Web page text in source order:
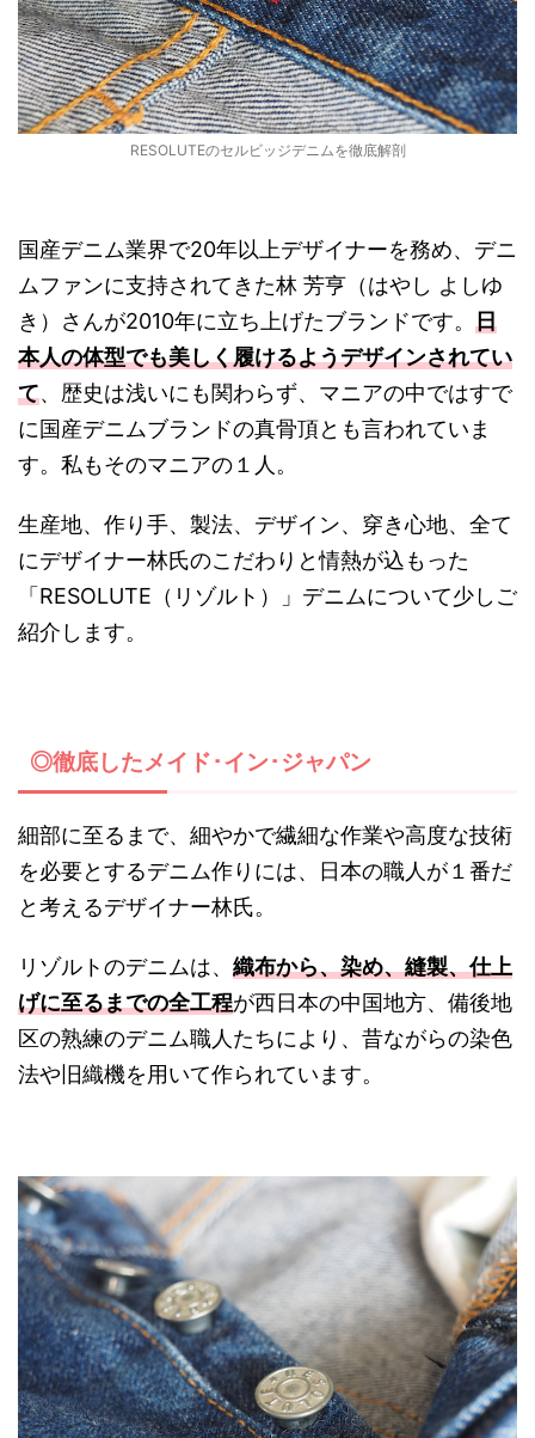
RESOLUTEのセルビッジデニムを徹底解剖
国産デニム業界で20年以上デザイナーを務め、デニ
ムファンに支持されてきた林 芳亨（はやし よしゆ
き）さんが2010年に立ち上げたブランドです。 日
本人の体型でも美しく履けるようデザインされてい
て、歴史は浅いにも関わらず、マニアの中ではすで
に国産デニムブランドの真骨頂とも言われていま
す。私もそのマニアの１人。
生産地、作り手、製法、デザイン、穿き心地、全て
にデザイナー林氏のこだわりと情熱が込もった
「RESOLUTE（リゾルト）」デニムについて少しご
紹介します。
◎徹底したメイド･イン･ジャパン
細部に至るまで、細やかで繊細な作業や高度な技術
を必要とするデニム作りには、日本の職人が１番だ
と考えるデザイナー林氏。
リゾルトのデニムは、 織布から、染め、縫製、仕上
げに至るまでの全工程が西日本の中国地方、備後地
区の熟練のデニム職人たちにより、昔ながらの染色
法や旧織機を用いて作られています。